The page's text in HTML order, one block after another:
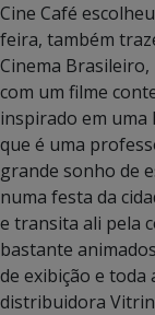
Cine Café
feira, também
Cinema
com um filme
inspirado em
que é uma
grande sonho de
numa festa da
e transita ali pela
bastante
de exibição e toda
distribuidora